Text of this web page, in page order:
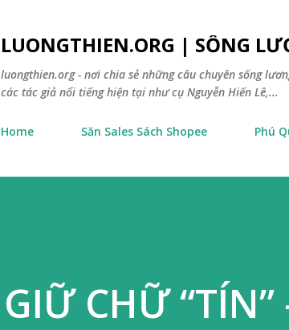
LUONGTHIEN.ORG | SỐNG
luongthien.org - nơi chia sẻ những câu chuyên sống
các tác giả nổi tiếng hiện tại như cụ Nguyễn Hiến Lê,...
Home Săn Sales Sách Shopee Phú
GIỮ CHỮ